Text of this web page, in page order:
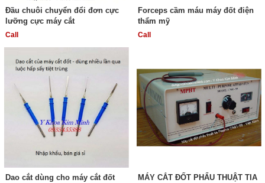
Đầu chuôi chuyển đổi đơn cực
lưỡng cực máy cắt
Call
Forceps cầm máu máy đốt điện
thẩm mỹ
Call
Dao cắt dùng cho máy cắt đốt
MÁY CẮT ĐỐT PHẨU THUẬT TIA